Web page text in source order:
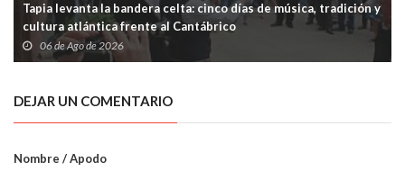
Tapia levanta la bandera celta: cinco días de música, tradición y
cultura atlántica frente al Cantábrico
06 de Ago de 2026
DEJAR UN COMENTARIO
Nombre / Apodo